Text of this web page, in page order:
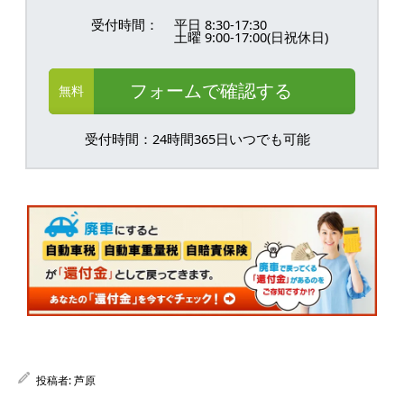
受付時間： 平日 8:30-17:30
土曜 9:00-17:00(日祝休日)
無料 フォームで確認する
受付時間：24時間365日いつでも可能
投稿者:芦原